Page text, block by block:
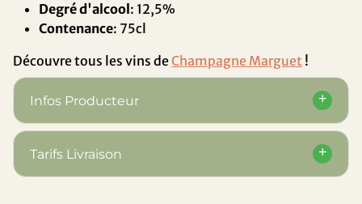
Degré d'alcool : 12,5%
Contenance: 75cl
Découvre tous les vins deChampagne Marguet !
Infos Producteur
Tarifs Livraison